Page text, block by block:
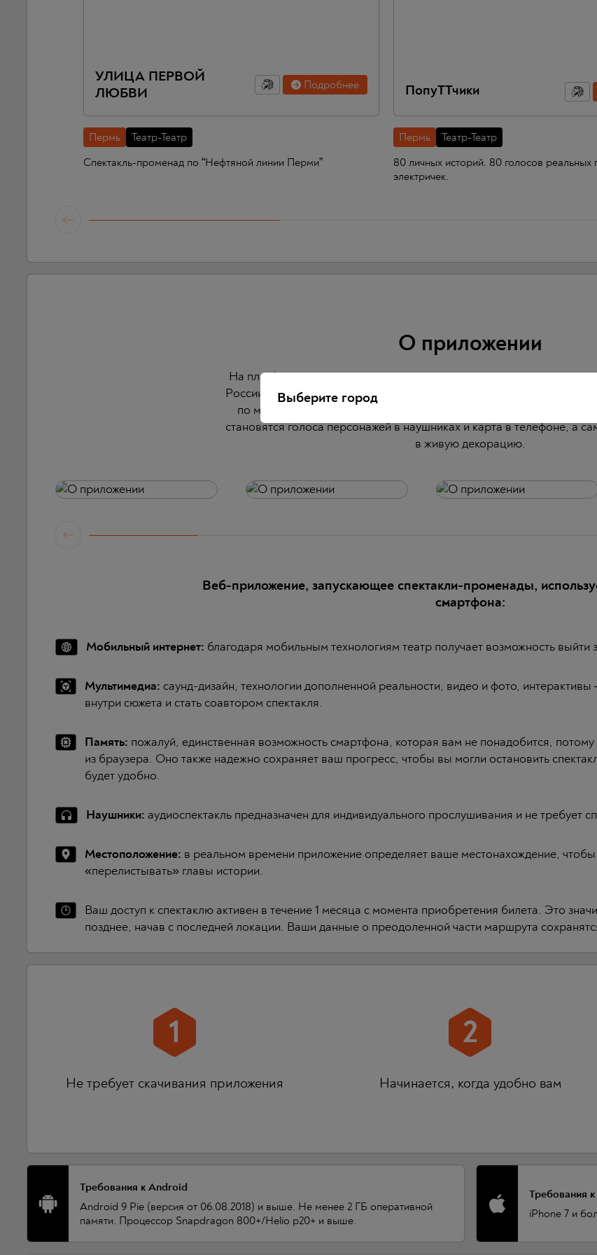
УЛИЦА ПЕРВОЙ
ЛЮБВИ
Подробнее
Пермь
Театр-Театр
Спектакль-променад по “Нефтяной линии Перми”
ПопуТТчики
Пермь
Театр-Театр
80 личных историй. 80 голосов реальных
электричек.
О приложении
На платформе представлен каталог спектаклей-променадов,
России. Каждый променад проходит по определенному маршруту:
по мере того, как вы продвигаетесь от одной локации к другой.
становятся голоса персонажей в наушниках и карта в телефоне, а
в живую декорацию.
Веб-приложение, запускающее спектакли-променады,
смартфона:
Мобильный интернет: благодаря мобильным технологиям театр получает возможность выйти
Мультимедиа: саунд-дизайн, технологии дополненной реальности, видео и фото, интерактивы
внутри сюжета и стать соавтором спектакля.
Память: пожалуй, единственная возможность смартфона, которая вам не понадобится,
из браузера. Оно также надежно сохраняет ваш прогресс, чтобы вы могли остановить
будет удобно.
Наушники: аудиоспектакль предназначен для индивидуального прослушивания и не требует
Местоположение: в реальном времени приложение определяет ваше местонахождение,
«перелистывать» главы истории.
Ваш доступ к спектаклю активен в течение 1 месяца с момента приобретения билета. Это
позднее, начав с последней локации. Ваши данные о преодоленной части маршрута
1
Не требует скачивания приложения
2
Начинается, когда удобно вам
Требования к Android
Android 9 Pie (версия от 06.08.2018) и выше. Не менее 2 ГБ оперативной
памяти. Процессор Snapdragon 800+/Helio p20+ и выше.
Требования
iPhone 7 и
Выберите город